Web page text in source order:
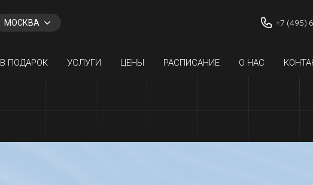
МОСКВА +7 (495)
В ПОДАРОК УСЛУГИ ЦЕНЫ РАСПИСАНИЕ О НАС